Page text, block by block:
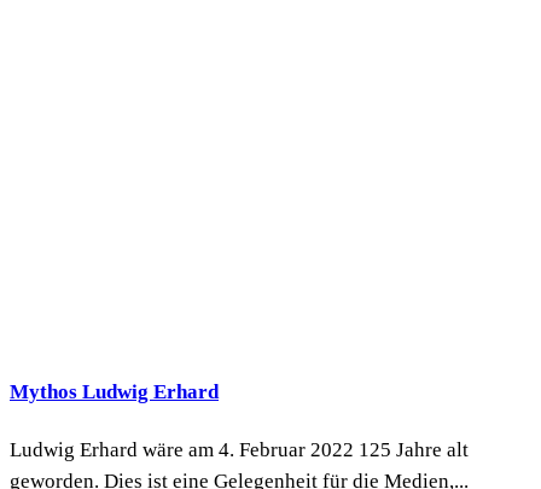
Mythos Ludwig Erhard
Ludwig Erhard wäre am 4. Februar 2022 125 Jahre alt
geworden. Dies ist eine Gelegenheit für die Medien,...